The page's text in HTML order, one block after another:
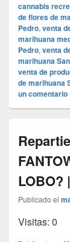
cannabis
de flores de
Pedro, venta
marihuana
Pedro, venta
marihuana
venta de
de marihuana
un comentario
LOBO?
Publicado el
Visitas: 0